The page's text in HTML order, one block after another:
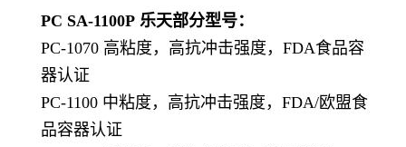
PC SA-1100P 乐天部分型号：
PC-1070 高粘度，高抗冲击强度，FDA食品容
器认证
PC-1100 中粘度，高抗冲击强度，FDA/欧盟食
品容器认证